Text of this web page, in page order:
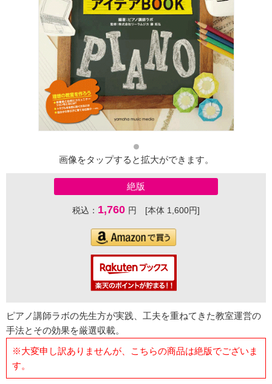
画像をタップすると拡大ができます。
絶版
税込： 1,760 円 [本体 1,600円]
ピアノ講師ラボの先生方が実践、工夫を重ねてきた教室運営の
手法とその効果を厳選収載。
※大変申し訳ありませんが、こちらの商品は絶版でございま
す。